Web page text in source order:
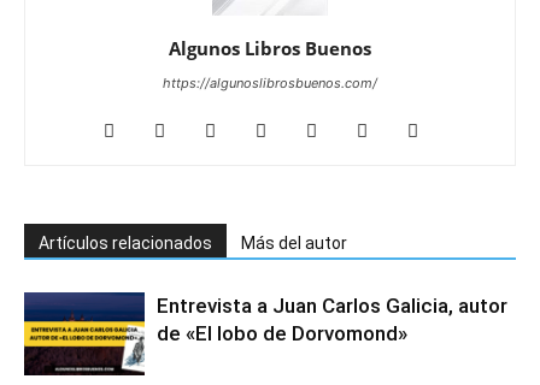
Algunos Libros Buenos
https://algunoslibrosbuenos.com/
Artículos relacionados Más del autor
Entrevista a Juan Carlos Galicia, autor
de «El lobo de Dorvomond»